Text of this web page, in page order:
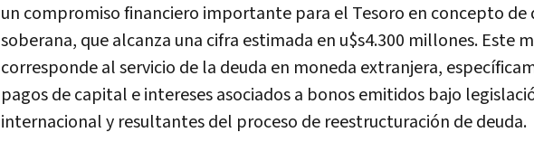
un compromiso financiero importante para el Tesoro en concepto de
soberana, que alcanza una cifra estimada en u$s4.300 millones. Este
corresponde al servicio de la deuda en moneda extranjera,
pagos de capital e intereses asociados a bonos emitidos bajo
internacional y resultantes del proceso de reestructuración de deuda.